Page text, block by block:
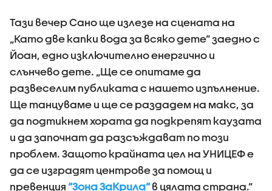
Тази вечер Сано ще излезе на сцената на
„Като две капки вода за всяко дете“ заедно с
Йоан, едно изключително енергично и
слънчево дете. „Ще се опитаме да
развеселим публиката с нашето изпълнение.
Ще танцуваме и ще се раздадем на макс, за
да подтикнем хората да подкрепят каузата
и да започнат да разсъждават по този
проблем. Защото крайната цел на УНИЦЕФ е
да се изградят центрове за помощ и
превенция “Зона ЗаКрила“ в цялата страна.”